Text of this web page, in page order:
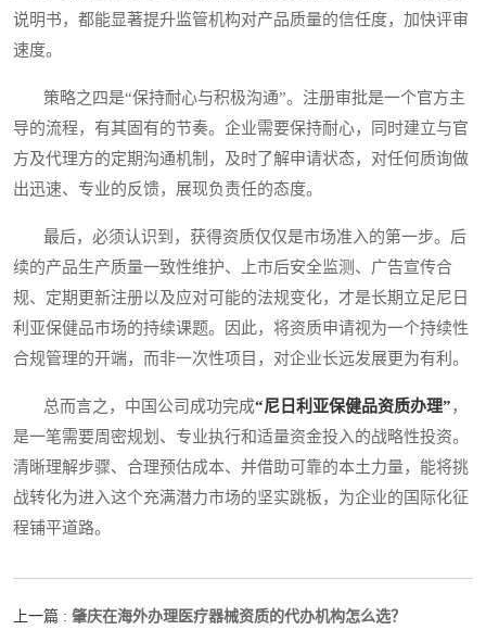
说明书，都能显著提升监管机构对产品质量的信任度，加快评审
速度。
策略之四是“保持耐心与积极沟通”。注册审批是一个官方主
导的流程，有其固有的节奏。企业需要保持耐心，同时建立与官
方及代理方的定期沟通机制，及时了解申请状态，对任何质询做
出迅速、专业的反馈，展现负责任的态度。
最后，必须认识到，获得资质仅仅是市场准入的第一步。后
续的产品生产质量一致性维护、上市后安全监测、广告宣传合
规、定期更新注册以及应对可能的法规变化，才是长期立足尼日
利亚保健品市场的持续课题。因此，将资质申请视为一个持续性
合规管理的开端，而非一次性项目，对企业长远发展更为有利。
总而言之，中国公司成功完成“尼日利亚保健品资质办理”，
是一笔需要周密规划、专业执行和适量资金投入的战略性投资。
清晰理解步骤、合理预估成本、并借助可靠的本土力量，能将挑
战转化为进入这个充满潜力市场的坚实跳板，为企业的国际化征
程铺平道路。
上一篇 : 肇庆在海外办理医疗器械资质的代办机构怎么选？